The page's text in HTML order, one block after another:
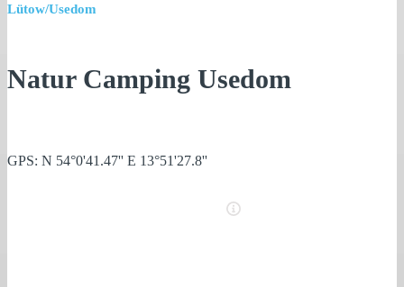
Lütow/Usedom
Natur Camping Usedom
GPS: N 54°0'41.47'' E 13°51'27.8''